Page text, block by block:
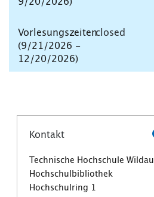
closed
Kontakt
Technische Hochschule Wildau
Hochschulbibliothek
Hochschulring 1